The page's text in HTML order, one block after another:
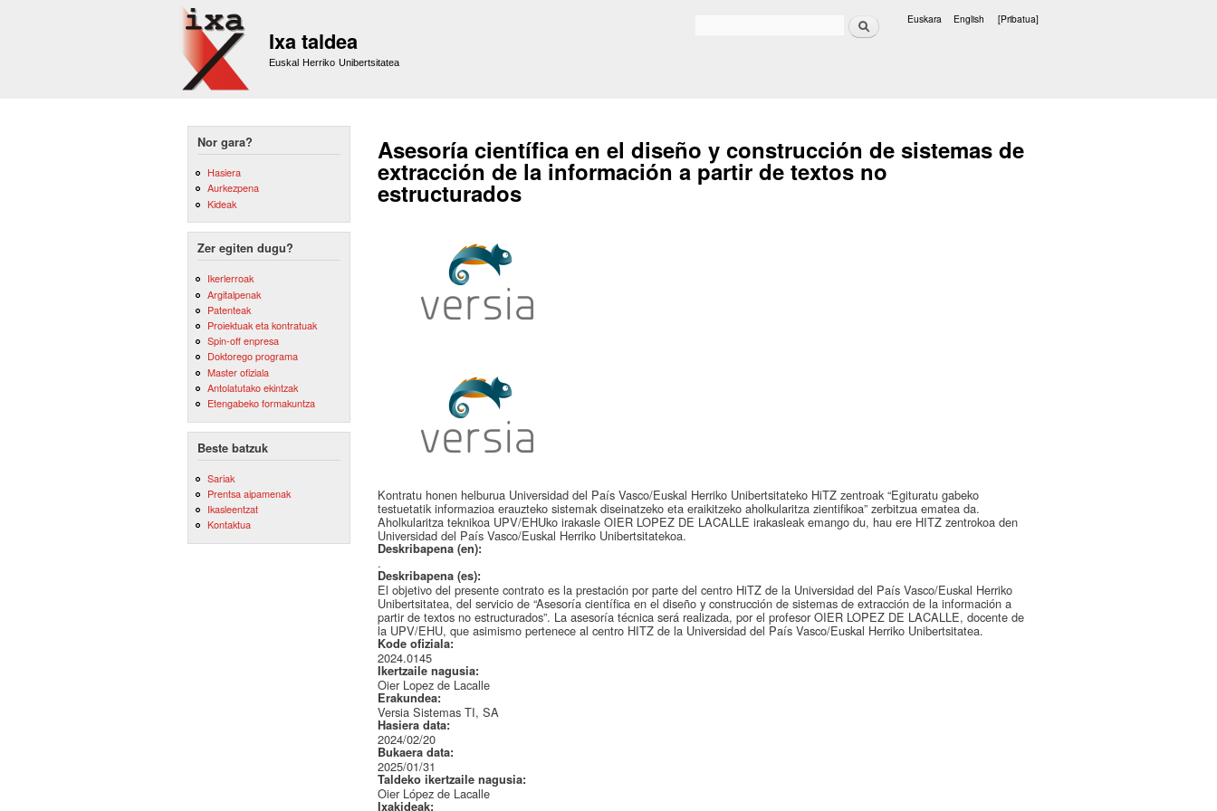
Ixa taldea
Euskal Herriko Unibertsitatea
Bilatu Euskara English [Pribatua]
Nor gara?
Hasiera
Aurkezpena
Kideak
Zer egiten dugu?
Ikerlerroak
Argitalpenak
Patenteak
Proiektuak eta kontratuak
Spin-off enpresa
Doktorego programa
Master ofiziala
Antolatutako ekintzak
Etengabeko formakuntza
Beste batzuk
Sariak
Prentsa aipamenak
Ikasleentzat
Kontaktua
Asesoría científica en el diseño y construcción de sistemas de
extracción de la información a partir de textos no
estructurados
Kontratu honen helburua Universidad del País Vasco/Euskal Herriko Unibertsitateko HiTZ zentroak “Egituratu gabeko
testuetatik informazioa erauzteko sistemak diseinatzeko eta eraikitzeko aholkularitza zientifikoa” zerbitzua ematea da.
Aholkularitza teknikoa UPV/EHUko irakasle OIER LOPEZ DE LACALLE irakasleak emango du, hau ere HITZ zentrokoa den
Universidad del País Vasco/Euskal Herriko Unibertsitatekoa.
Deskribapena (en):
.
Deskribapena (es):
El objetivo del presente contrato es la prestación por parte del centro HiTZ de la Universidad del País Vasco/Euskal Herriko
Unibertsitatea, del servicio de “Asesoría científica en el diseño y construcción de sistemas de extracción de la información a
partir de textos no estructurados”. La asesoría técnica será realizada, por el profesor OIER LOPEZ DE LACALLE, docente de
la UPV/EHU, que asimismo pertenece al centro HITZ de la Universidad del País Vasco/Euskal Herriko Unibertsitatea.
Kode ofiziala:
2024.0145
Ikertzaile nagusia:
Oier Lopez de Lacalle
Erakundea:
Versia Sistemas TI, SA
Hasiera data:
2024/02/20
Bukaera data:
2025/01/31
Taldeko ikertzaile nagusia:
Oier López de Lacalle
Ixakideak: